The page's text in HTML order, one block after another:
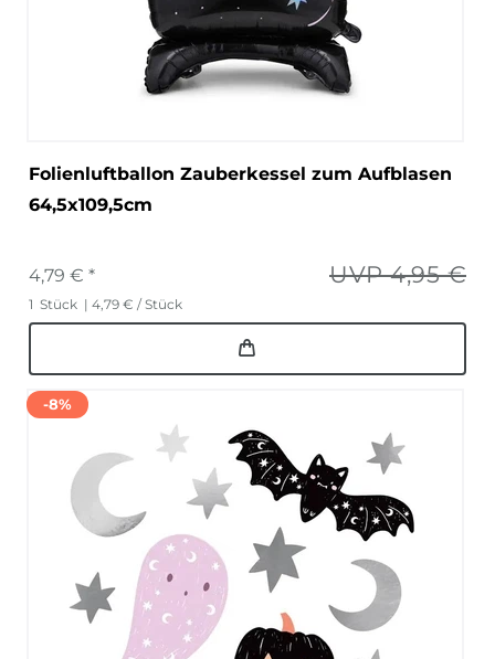
Folienluftballon Zauberkessel zum Aufblasen
64,5x109,5cm
UVP 4,95 €
4,79 € *
1 Stück | 4,79 € / Stück
-8%